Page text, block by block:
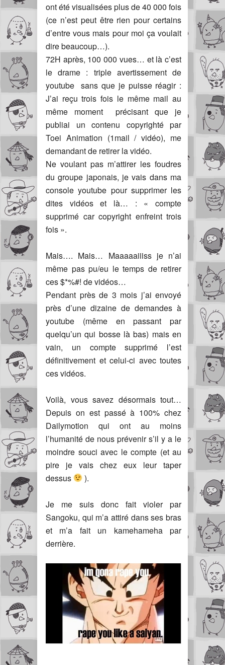
ont été visualisées plus de 40 000 fois
(ce n’est peut être rien pour certains
d’entre vous mais pour moi ça voulait
dire beaucoup…).
72H après, 100 000 vues… et là c’est
le drame : triple avertissement de
youtube sans que je puisse réagir :
J’ai reçu trois fois le même mail au
même moment précisant que je
publiai un contenu copyrighté par
Toei Animation (1mail / vidéo), me
demandant de retirer la vidéo.
Ne voulant pas m’attirer les foudres
du groupe japonais, je vais dans ma
console youtube pour supprimer les
dites vidéos et là… : « compte
supprimé car copyright enfreint trois
fois ».
Mais…. Mais… Maaaaaiiiss je n’ai
même pas pu/eu le temps de retirer
ces $*%#! de vidéos…
Pendant près de 3 mois j’ai envoyé
près d’une dizaine de demandes à
youtube (même en passant par
quelqu’un qui bosse là bas) mais en
vain, un compte supprimé l’est
définitivement et celui-ci avec toutes
ces vidéos.
Voilà, vous savez désormais tout…
Depuis on est passé à 100% chez
Dailymotion qui ont au moins
l’humanité de nous prévenir s’il y a le
moindre souci avec le compte (et au
pire je vais chez eux leur taper
dessus
).
Je me suis donc fait violer par
Sangoku, qui m’a attiré dans ses bras
et m’a fait un kamehameha par
derrière.